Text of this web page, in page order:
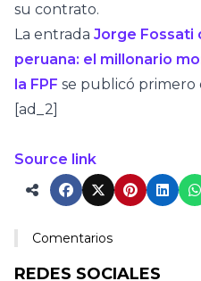
su contrato.
La entrada Jorge Fossati
peruana: el millonario
la FPF se publicó primero
[ad_2]
Source link
Comentarios
REDES SOCIALES